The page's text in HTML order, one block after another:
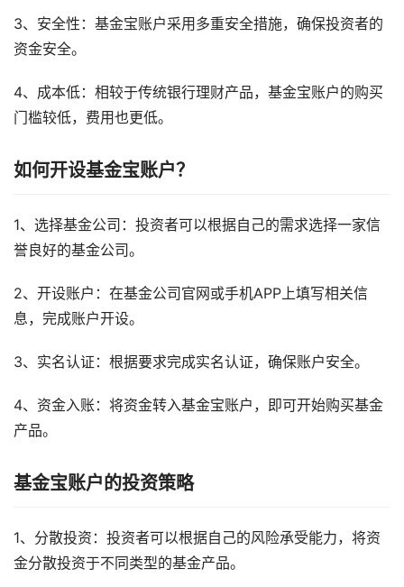
3、安全性：基金宝账户采用多重安全措施，确保投资者的
资金安全。
4、成本低：相较于传统银行理财产品，基金宝账户的购买
门槛较低，费用也更低。
如何开设基金宝账户？
1、选择基金公司：投资者可以根据自己的需求选择一家信
誉良好的基金公司。
2、开设账户：在基金公司官网或手机APP上填写相关信
息，完成账户开设。
3、实名认证：根据要求完成实名认证，确保账户安全。
4、资金入账：将资金转入基金宝账户，即可开始购买基金
产品。
基金宝账户的投资策略
1、分散投资：投资者可以根据自己的风险承受能力，将资
金分散投资于不同类型的基金产品。